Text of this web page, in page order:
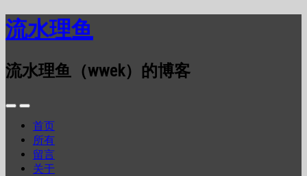
流水理鱼
流水理鱼（wwek）的博客
首页
所有
留言
关于